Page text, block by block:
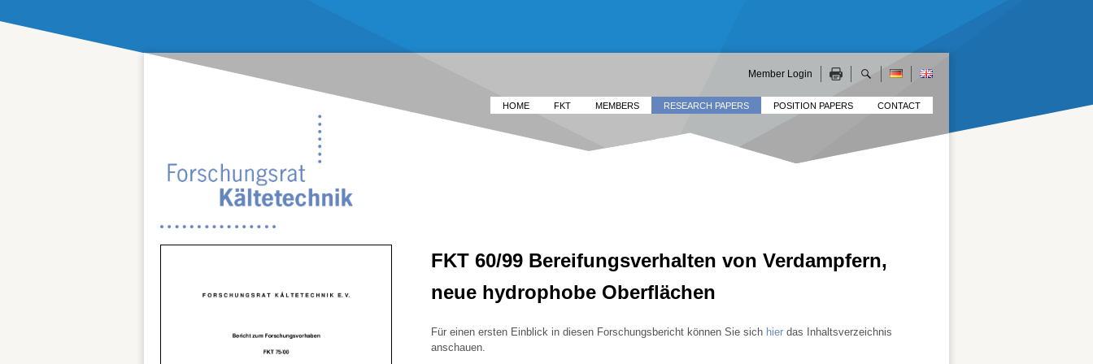
Member Login
HOME FKT MEMBERS RESEARCH PAPERS POSITION PAPERS CONTACT
FKT 60/99 Bereifungsverhalten von Verdampfern,
neue hydrophobe Oberflächen
Für einen ersten Einblick in diesen Forschungsbericht können Sie sich hierdas Inhaltsverzeichnis
anschauen.